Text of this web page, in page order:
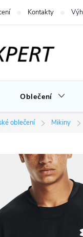
Kontakty
Oblečení
oblečení Mikiny